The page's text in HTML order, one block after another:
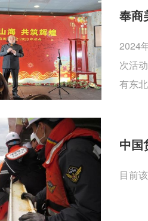
奉商
2024
次活
有东
中国
目前